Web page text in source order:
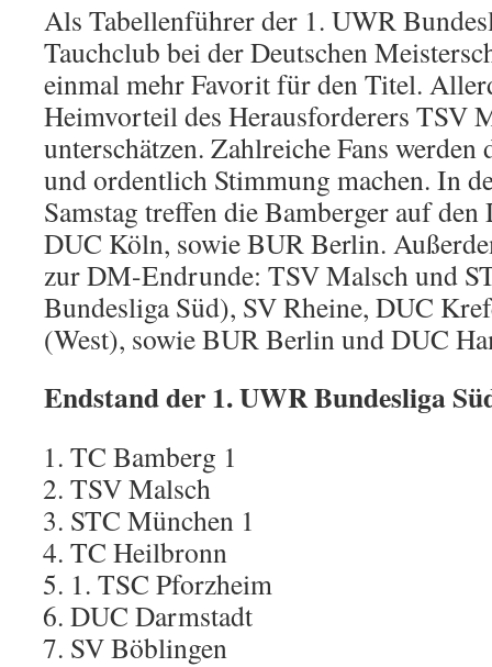
Als Tabellenführer der 1. UWR
Tauchclub bei der Deutschen
einmal mehr Favorit für den Titel.
Heimvorteil des Herausforderers TSV
unterschätzen. Zahlreiche Fans werden
und ordentlich Stimmung machen. In
Samstag treffen die Bamberger auf
DUC Köln, sowie BUR Berlin.
zur DM-Endrunde: TSV Malsch und
Bundesliga Süd), SV Rheine, DUC
(West), sowie BUR Berlin und DUC
Endstand der 1. UWR Bundesliga
TC Bamberg 1
TSV Malsch
STC München 1
TC Heilbronn
1. TSC Pforzheim
DUC Darmstadt
SV Böblingen